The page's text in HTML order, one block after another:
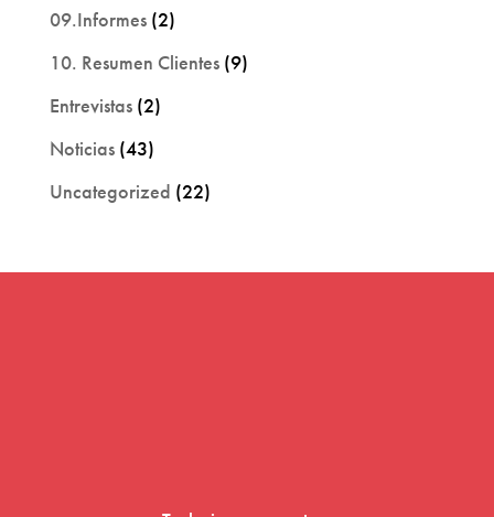
09.Informes(2)
10. Resumen Clientes(9)
Entrevistas(2)
Noticias(43)
Uncategorized (22)